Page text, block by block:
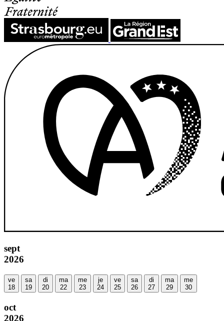
sept
2026
ve
18
sa
19
di
20
ma
22
me
23
je
24
ve
25
sa
26
di
27
ma
29
me
30
oct
2026